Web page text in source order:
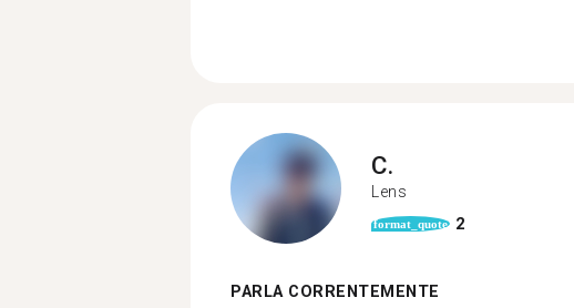
C.
Lens
format_quote 2
PARLA CORRENTEMENTE